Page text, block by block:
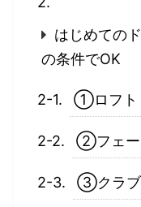
はじめての
の条件でOK
①ロフト
②フェー
③クラブ